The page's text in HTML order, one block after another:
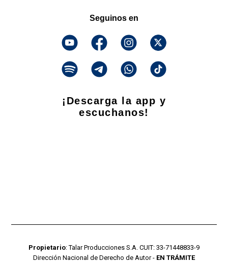
Seguinos en
¡Descarga la app y
escuchanos!
Propietario: Talar Producciones S.A. CUIT: 33-71448833-9
Dirección Nacional de Derecho de Autor - EN TRÁMITE